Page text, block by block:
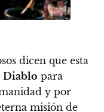
dicen que esta
Diablo para
y por
misión de